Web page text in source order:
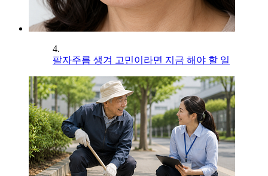
4.
팔자주름 생겨 고민이라면 지금 해야 할 일